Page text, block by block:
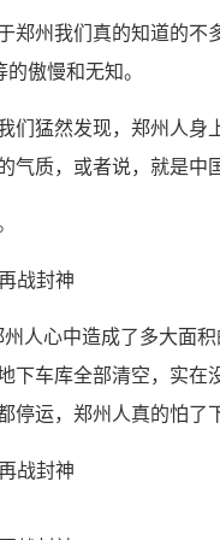
郑州我们真的知道的不
傲慢和无知。
们猛然发现，郑州人身
气质，或者说，就是中
人心中造成了多大面
下车库全部清空，实在
停运，郑州人真的怕了